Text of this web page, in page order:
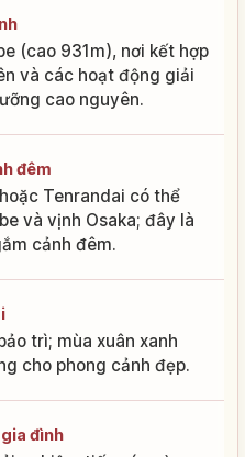
(cao 931m), nơi kết hợp
và các hoạt động giải
cao nguyên.
đêm
Tenrandai có thể
và vịnh Osaka; đây là
cảnh đêm.
trì; mùa xuân xanh
cho phong cảnh đẹp.
đình